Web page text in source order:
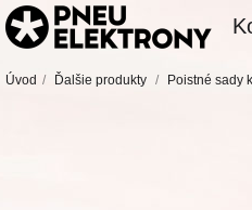
Úvod / Ďalšie produkty / Poistné sady